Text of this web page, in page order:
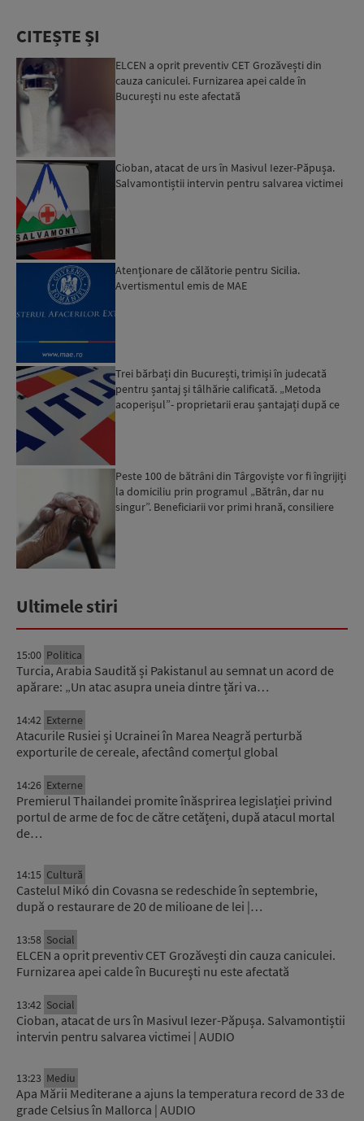
CITEȘTE ȘI
ELCEN a oprit preventiv CET Grozăvești din
cauza caniculei. Furnizarea apei calde în
Bucureşti nu este afectată
Cioban, atacat de urs în Masivul Iezer-Păpușa.
Salvamontiștii intervin pentru salvarea victimei
Atenţionare de călătorie pentru Sicilia.
Avertismentul emis de MAE
Trei bărbați din București, trimiși în judecată
pentru șantaj și tâlhărie calificată. „Metoda
acoperișul”- proprietarii erau șantajați după ce
Peste 100 de bătrâni din Târgoviște vor fi îngrijiți
la domiciliu prin programul „Bătrân, dar nu
singur”. Beneficiarii vor primi hrană, consiliere
Ultimele stiri
15:00 Politica
Turcia, Arabia Saudită și Pakistanul au semnat un acord de
apărare: „Un atac asupra uneia dintre țări va…
14:42 Externe
Atacurile Rusiei și Ucrainei în Marea Neagră perturbă
exporturile de cereale, afectând comerțul global
14:26 Externe
Premierul Thailandei promite înăsprirea legislației privind
portul de arme de foc de către cetățeni, după atacul mortal
de…
14:15 Cultură
Castelul Mikó din Covasna se redeschide în septembrie,
după o restaurare de 20 de milioane de lei |…
13:58 Social
ELCEN a oprit preventiv CET Grozăvești din cauza caniculei.
Furnizarea apei calde în Bucureşti nu este afectată
13:42 Social
Cioban, atacat de urs în Masivul Iezer-Păpușa. Salvamontiștii
intervin pentru salvarea victimei | AUDIO
13:23 Mediu
Apa Mării Mediterane a ajuns la temperatura record de 33 de
grade Celsius în Mallorca | AUDIO